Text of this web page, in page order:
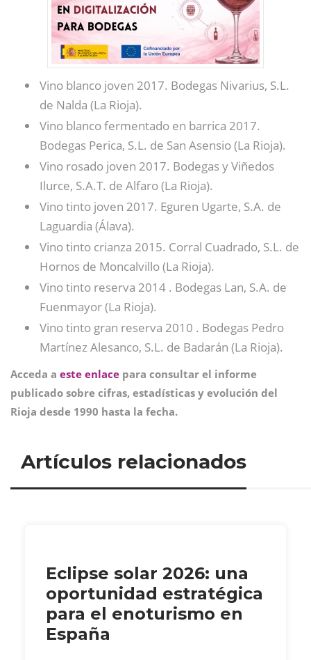
Vino blanco joven 2017. Bodegas Nivarius, S.L.
de Nalda (La Rioja).
Vino blanco fermentado en barrica 2017.
Bodegas Perica, S.L. de San Asensio (La Rioja).
Vino rosado joven 2017. Bodegas y Viñedos
Ilurce, S.A.T. de Alfaro (La Rioja).
Vino tinto joven 2017. Eguren Ugarte, S.A. de
Laguardia (Álava).
Vino tinto crianza 2015. Corral Cuadrado, S.L. de
Hornos de Moncalvillo (La Rioja).
Vino tinto reserva 2014 . Bodegas Lan, S.A. de
Fuenmayor (La Rioja).
Vino tinto gran reserva 2010 . Bodegas Pedro
Martínez Alesanco, S.L. de Badarán (La Rioja).
Acceda a este enlace para consultar el informe
publicado sobre cifras, estadísticas y evolución del
Rioja desde 1990 hasta la fecha.
Artículos relacionados
Eclipse solar 2026: una
oportunidad estratégica
para el enoturismo en
España